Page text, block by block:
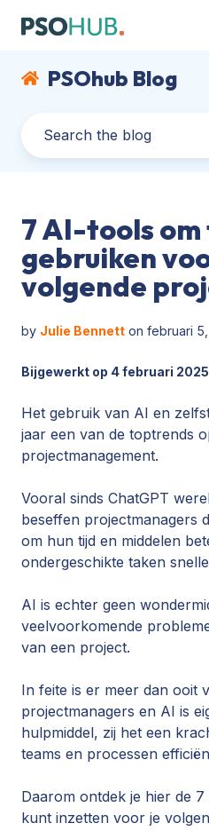
PSOhub Blog
7 AI-tools om
gebruiken
volgende
by Julie Bennett on februari
Bijgewerkt op 4 februari 2025
Het gebruik van AI en
jaar een van de toptrends
projectmanagement.
Vooral sinds ChatGPT
beseffen projectmanagers
om hun tijd en middelen
ondergeschikte taken
AI is echter geen
veelvoorkomende
van een project.
In feite is er meer dan ooit
projectmanagers en AI is
hulpmiddel, zij het een
teams en processen
Daarom ontdek je hier de
kunt inzetten voor je